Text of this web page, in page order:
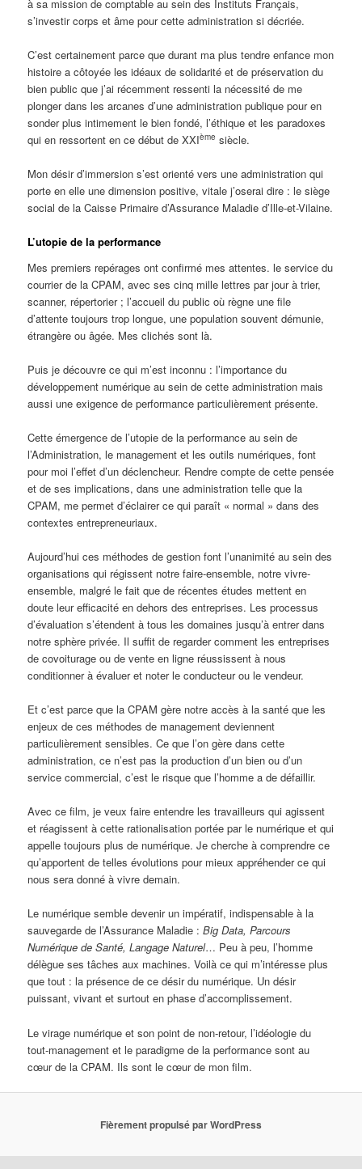
à sa mission de comptable au sein des Instituts Français,
s’investir corps et âme pour cette administration si décriée.
C’est certainement parce que durant ma plus tendre enfance mon
histoire a côtoyée les idéaux de solidarité et de préservation du
bien public que j’ai récemment ressenti la nécessité de me
plonger dans les arcanes d’une administration publique pour en
sonder plus intimement le bien fondé, l’éthique et les paradoxes
qui en ressortent en ce début de XXIème siècle.
Mon désir d’immersion s’est orienté vers une administration qui
porte en elle une dimension positive, vitale j’oserai dire : le siège
social de la Caisse Primaire d’Assurance Maladie d’Ille-et-Vilaine.
L’utopie de la performance
Mes premiers repérages ont confirmé mes attentes. le service du
courrier de la CPAM, avec ses cinq mille lettres par jour à trier,
scanner, répertorier ; l’accueil du public où règne une file
d’attente toujours trop longue, une population souvent démunie,
étrangère ou âgée. Mes clichés sont là.
Puis je découvre ce qui m’est inconnu : l’importance du
développement numérique au sein de cette administration mais
aussi une exigence de performance particulièrement présente.
Cette émergence de l’utopie de la performance au sein de
l’Administration, le management et les outils numériques, font
pour moi l’effet d’un déclencheur. Rendre compte de cette pensée
et de ses implications, dans une administration telle que la
CPAM, me permet d’éclairer ce qui paraît « normal » dans des
contextes entrepreneuriaux.
Aujourd’hui ces méthodes de gestion font l’unanimité au sein des
organisations qui régissent notre faire-ensemble, notre vivre-
ensemble, malgré le fait que de récentes études mettent en
doute leur efficacité en dehors des entreprises. Les processus
d’évaluation s’étendent à tous les domaines jusqu’à entrer dans
notre sphère privée. Il suffit de regarder comment les entreprises
de covoiturage ou de vente en ligne réussissent à nous
conditionner à évaluer et noter le conducteur ou le vendeur.
Et c’est parce que la CPAM gère notre accès à la santé que les
enjeux de ces méthodes de management deviennent
particulièrement sensibles. Ce que l’on gère dans cette
administration, ce n’est pas la production d’un bien ou d’un
service commercial, c’est le risque que l’homme a de défaillir.
Avec ce film, je veux faire entendre les travailleurs qui agissent
et réagissent à cette rationalisation portée par le numérique et qui
appelle toujours plus de numérique. Je cherche à comprendre ce
qu’apportent de telles évolutions pour mieux appréhender ce qui
nous sera donné à vivre demain.
Le numérique semble devenir un impératif, indispensable à la
sauvegarde de l’Assurance Maladie :Big Data, Parcours
Numérique de Santé, Langage Naturel… Peu à peu, l’homme
délègue ses tâches aux machines. Voilà ce qui m’intéresse plus
que tout : la présence de ce désir du numérique. Un désir
puissant, vivant et surtout en phase d’accomplissement.
Le virage numérique et son point de non-retour, l’idéologie du
tout-management et le paradigme de la performance sont au
cœur de la CPAM. Ils sont le cœur de mon film.
Fièrement propulsé par WordPress